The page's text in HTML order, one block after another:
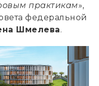
практикам»,
федеральной
Шмелева.